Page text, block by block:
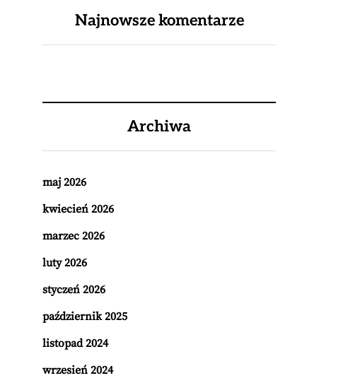
Najnowsze komentarze
Archiwa
maj 2026
kwiecień 2026
marzec 2026
luty 2026
styczeń 2026
październik 2025
listopad 2024
wrzesień 2024